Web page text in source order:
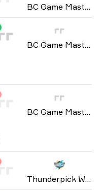
BC Game Masters Championship: Season 2 2026
BC Game Masters Championship: Season 2 2026
BC Game Masters Championship: Season 2 2026
Thunderpick World Championship: North American 2026